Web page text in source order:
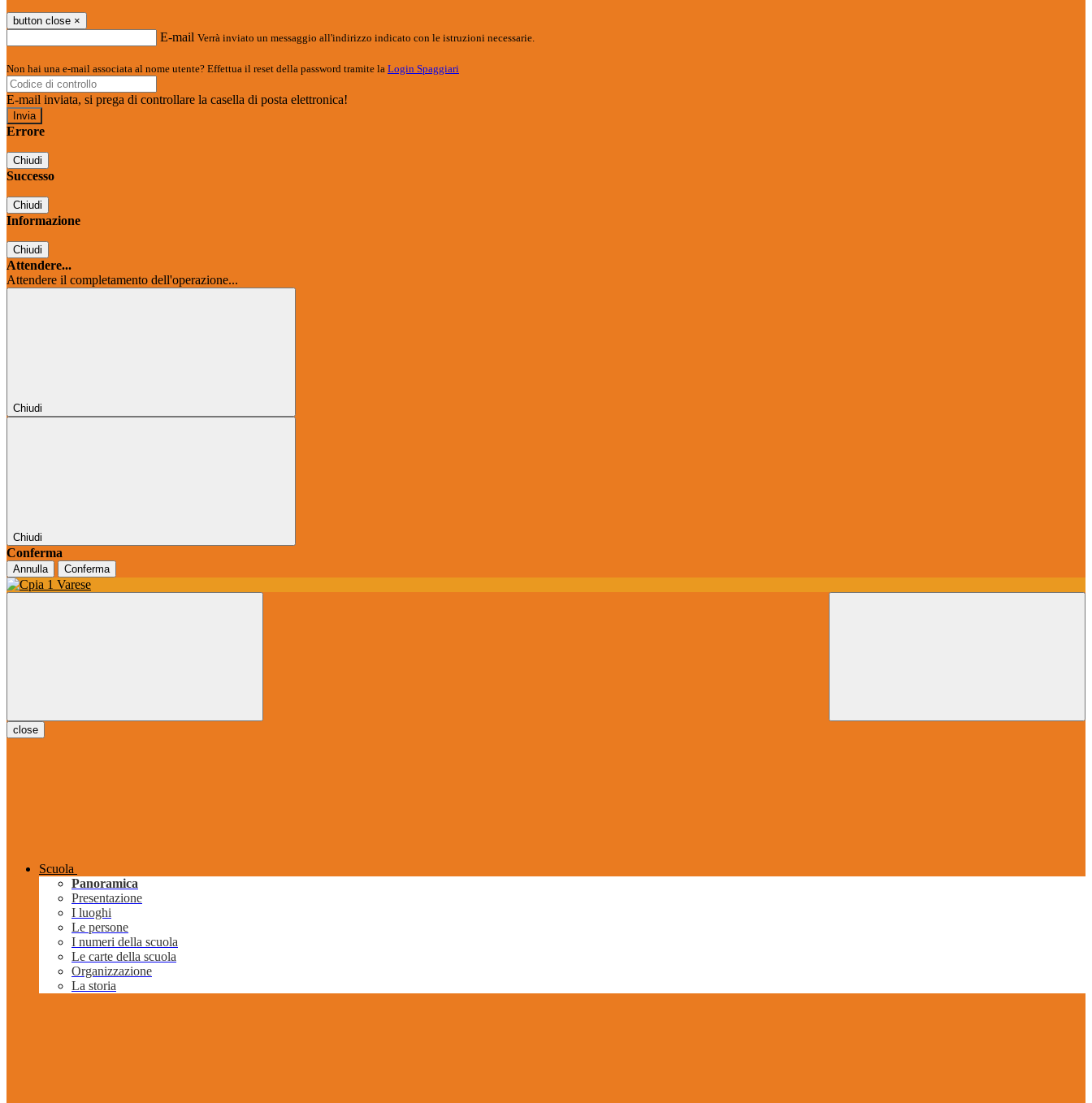
button close ×
E-mail Verrà inviato un messaggio all'indirizzo indicato con le istruzioni necessarie.
Non hai una e-mail associata al nome utente? Effettua il reset della password tramite la Login Spaggiari
E-mail inviata, si prega di controllare la casella di posta elettronica!
Errore
Chiudi
Successo
Chiudi
Informazione
Chiudi
Attendere...
Attendere il completamento dell'operazione...
Chiudi
Chiudi
Conferma
Annulla Conferma
close
Scuola
Panoramica
Presentazione
I luoghi
Le persone
I numeri della scuola
Le carte della scuola
Organizzazione
La storia